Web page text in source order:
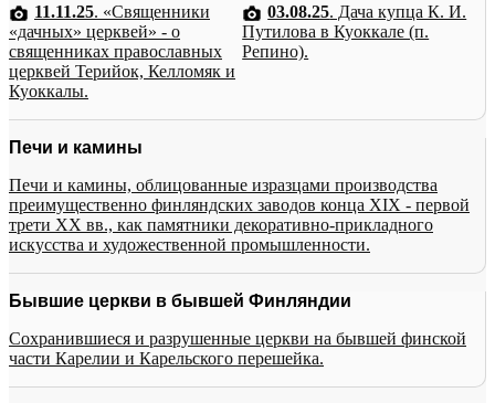
11.11.25. «Священники
«дачных» церквей» - о
священниках православных
церквей Терийок, Келломяк и
Куоккалы.
03.08.25. Дача купца К. И.
Путилова в Куоккале (п.
Репино).
Печи и камины
Печи и камины, облицованные изразцами производства
преимущественно финляндских заводов конца XIX - первой
трети XX вв., как памятники декоративно-прикладного
искусства и художественной промышленности.
Бывшие церкви в бывшей Финляндии
Сохранившиеся и разрушенные церкви на бывшей финской
части Карелии и Карельского перешейка.